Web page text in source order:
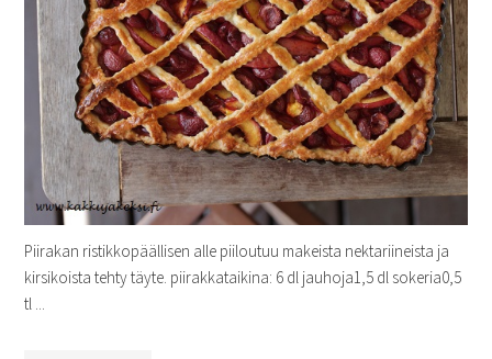
Piirakan ristikkopäällisen alle piiloutuu makeista nektariineista ja
kirsikoista tehty täyte. piirakkataikina: 6 dl jauhoja1,5 dl sokeria0,5
tl ...